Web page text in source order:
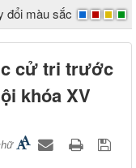
đổi màu sắc
cử tri trước
khóa XV